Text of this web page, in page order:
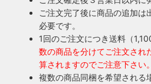
ご注文完了後に商品の追加は
必要です。
1回のご注文につき送料（
数の商品を分けてご注文され
算されますのでご注意下さい。
複数の商品同梱を希望される